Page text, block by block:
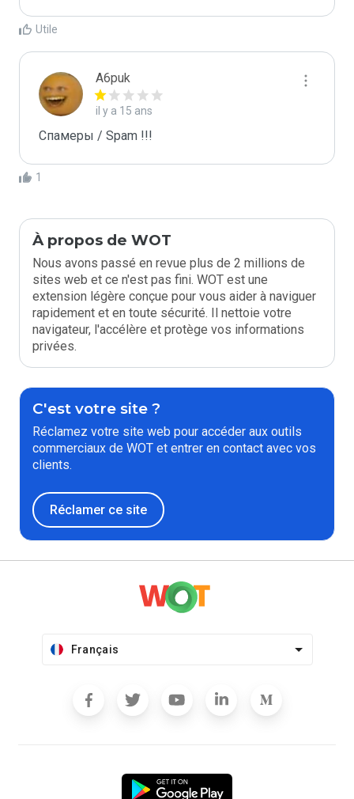
Utile
A6puk
il y a 15 ans
Спамеры / Spam !!!
1
À propos de WOT
Nous avons passé en revue plus de 2 millions de
sites web et ce n'est pas fini. WOT est une
extension légère conçue pour vous aider à naviguer
rapidement et en toute sécurité. Il nettoie votre
navigateur, l'accélère et protège vos informations
privées.
C'est votre site ?
Réclamez votre site web pour accéder aux outils
commerciaux de WOT et entrer en contact avec vos
clients.
Réclamer ce site
Français